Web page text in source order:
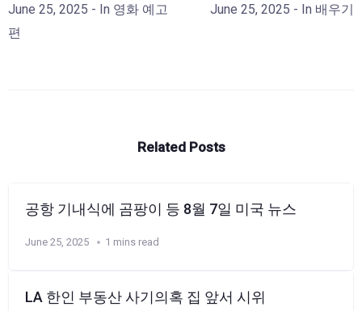
June 25, 2025 - In 영화 예고
편
June 25, 2025 - In 배우기
Related Posts
공항 기내식에 곰팡이 등 8월 7일 미국 뉴스
June 25, 2025 1 mins read
LA 한인 부동산 사기의혹 집 앞서 시위